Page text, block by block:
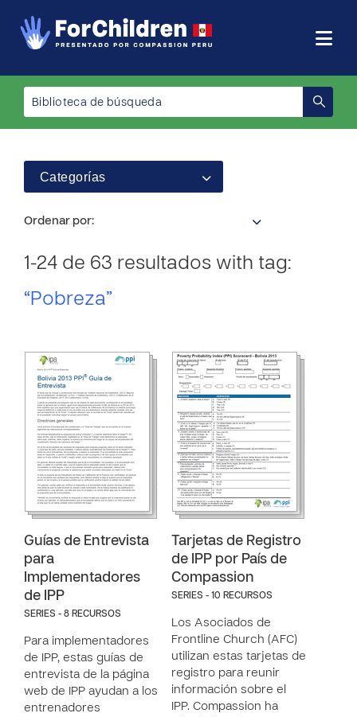
Categorías
Ordenar por:
1-24 de 63 resultados with tag:
“Pobreza”
Guías de Entrevista
para
Implementadores
de IPP
SERIES - 8 RECURSOS
Para implementadores
de IPP, estas guías de
entrevista de la página
web de IPP ayudan a los
entrenadores
Tarjetas de Registro
de IPP por País de
Compassion
SERIES - 10 RECURSOS
Los Asociados de
Frontline Church (AFC)
utilizan estas tarjetas de
registro para reunir
información sobre el
IPP. Compassion ha